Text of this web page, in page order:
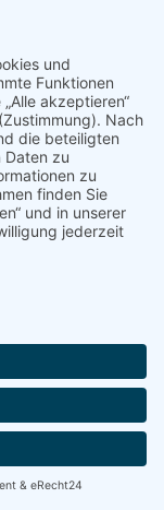
Cookie-Einstellungen